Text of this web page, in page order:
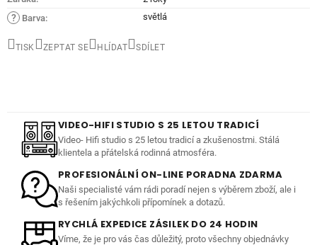
? Barva: světlá
TISK ZEPTAT SE HLÍDAT SDÍLET
VIDEO-HIFI STUDIO S 25 LETOU TRADICÍ
Video- Hifi studio s 25 letou tradicí a zkušenostmi. Stálá
klientela a přátelská rodinná atmosféra.
PROFESIONÁLNÍ ON-LINE PORADNA ZDARMA
Naši specialisté vám rádi poradí nejen s výběrem zboží, ale i
s řešením jakýchkoli přípomínek a dotazů.
RYCHLÁ EXPEDICE ZÁSILEK DO 24 HODIN
Víme, že je pro vás čas důležitý, proto všechny objednávky